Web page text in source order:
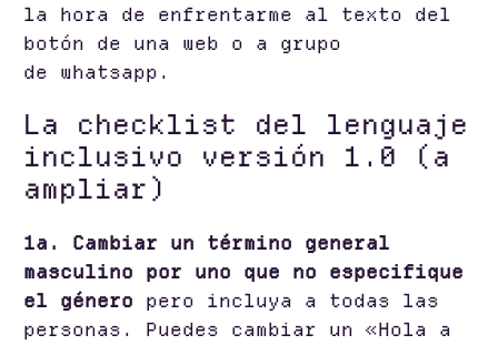
la hora de enfrentarme al texto del
botón de una web o a grupo
de whatsapp.
La checklist del lenguaje
inclusivo versión 1.0 (a
ampliar)
1a. Cambiar un término general
masculino por uno que no especifique
el género pero incluya a todas las
personas. Puedes cambiar un «Hola a